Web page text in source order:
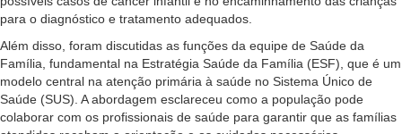
para o diagnóstico e tratamento adequados.
Além disso, foram discutidas as funções da equipe de Saúde da
Família, fundamental na Estratégia Saúde da Família (ESF), que é um
modelo central na atenção primária à saúde no Sistema Único de
Saúde (SUS). A abordagem esclareceu como a população pode
colaborar com os profissionais de saúde para garantir que as famílias